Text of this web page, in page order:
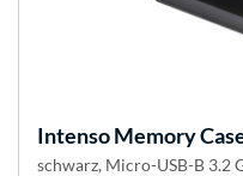
IntensoMemory
schwarz, Micro-USB-B 3.2